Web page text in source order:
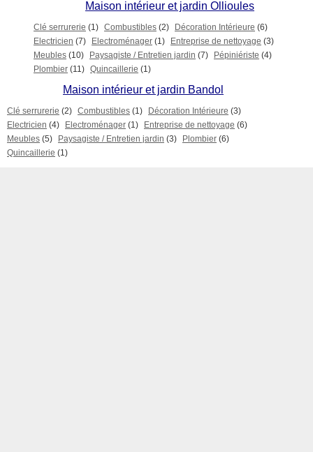
Maison intérieur et jardin Ollioules
Clé serrurerie (1) Combustibles (2) Décoration Intérieure (6)
Electricien (7) Electroménager (1) Entreprise de nettoyage (3)
Meubles (10) Paysagiste / Entretien jardin (7) Pépiniériste (4)
Plombier (11) Quincaillerie (1)
Maison intérieur et jardin Bandol
Clé serrurerie (2) Combustibles (1) Décoration Intérieure (3)
Electricien (4) Electroménager (1) Entreprise de nettoyage (6)
Meubles (5) Paysagiste / Entretien jardin (3) Plombier (6)
Quincaillerie (1)